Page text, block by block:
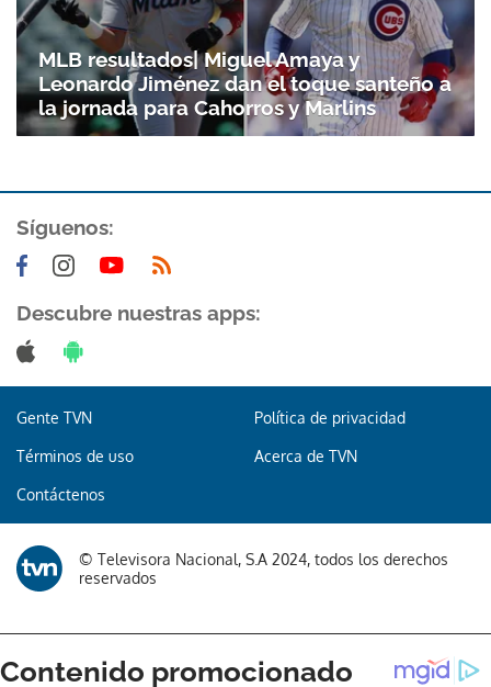
Gracias por suscribirte a nuestro boletín.
MLB resultados| Miguel Amaya y
Leonardo Jiménez dan el toque santeño a
la jornada para Cahorros y Marlins
Síguenos:
Descubre nuestras apps:
Gente TVN Política de privacidad
Términos de uso Acerca de TVN
Contáctenos
© Televisora Nacional, S.A 2024, todos los derechos
reservados